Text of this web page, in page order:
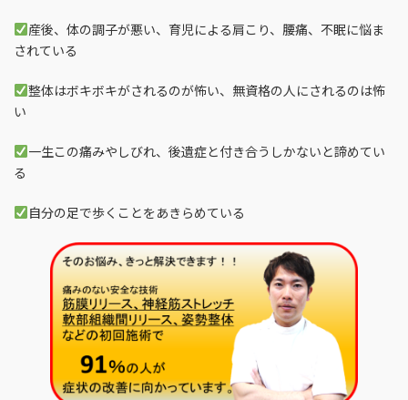
産後、体の調子が悪い、育児による肩こり、腰痛、不眠に悩ま
されている
整体はボキボキがされるのが怖い、無資格の人にされるのは怖
い
一生この痛みやしびれ、後遺症と付き合うしかないと諦めてい
る
自分の足で歩くことをあきらめている